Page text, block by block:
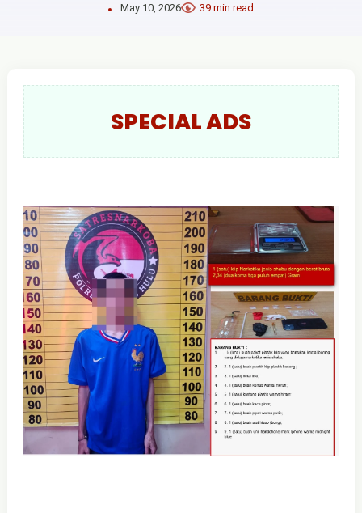
May 10, 2026 39 min read
SPECIAL ADS